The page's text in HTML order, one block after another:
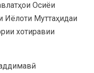
Осиёи
Иёлоти Муттаҳидаи
хотиравии